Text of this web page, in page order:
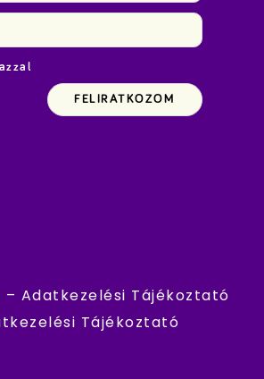
– Adatkezelési Tájékoztató
Tájékoztató